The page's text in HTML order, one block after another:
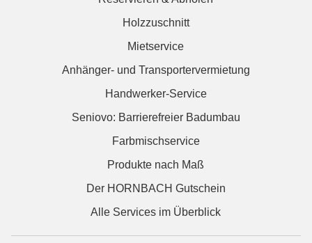
Holzzuschnitt
Mietservice
Anhänger- und Transportervermietung
Handwerker-Service
Seniovo: Barrierefreier Badumbau
Farbmischservice
Produkte nach Maß
Der HORNBACH Gutschein
Alle Services im Überblick